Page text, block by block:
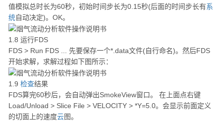
值模拟总时长为60秒，初始时间步长为0.15秒(后面的时间步长有系
统自动决定)。OK。
1.8 运行FDS
FDS > Run FDS ... 先要保存一个*.data文件(自行命名)。然后FDS
开始求解，求解过程如下图所示：
1.9 检查结果
FDS算完60秒后，会自动弹出SmokeView窗口。 在上面点右键
Load/Unload > Slice File > VELOCITY > *Y=5.0。会显示前面定义
的切面上的速度云图。